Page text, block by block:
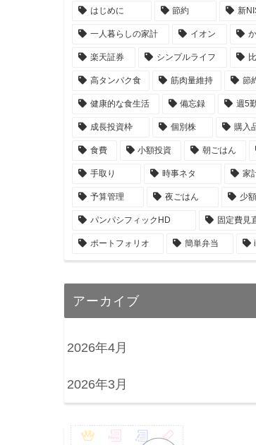
はじめに 節約 新
一人暮らしの家計 イオン
楽天証券 シンプルライフ
高タンパク食 筋肉量維持 節
健康的な食生活 備忘録 週5
成長投資枠 個別株 購入
食費 小額投資 朝ごはん
手取り 時事ネタ 家
予算管理 夜ごはん 少
パンパシフィックHD 固定費見
ポートフォリオ 簡単弁当
アーカイブ
2026年4月
2026年3月